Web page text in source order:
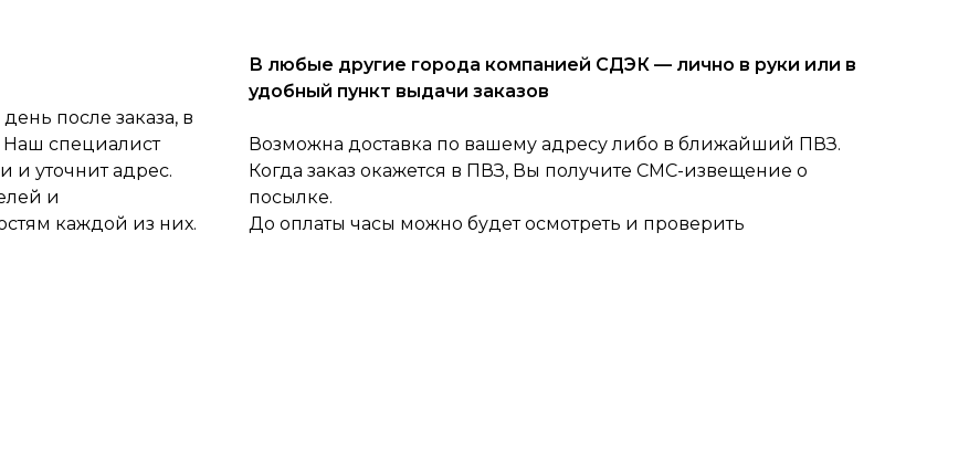
после заказа, в
Наш специалист
и уточнит адрес.
и
каждой из них.
В любые другие города компанией СДЭК — лично в руки или в
удобный пункт выдачи заказов
Возможна доставка по вашему адресу либо в ближайший ПВЗ.
Когда заказ окажется в ПВЗ, Вы получите СМС-извещение о
посылке.
До оплаты часы можно будет осмотреть и проверить